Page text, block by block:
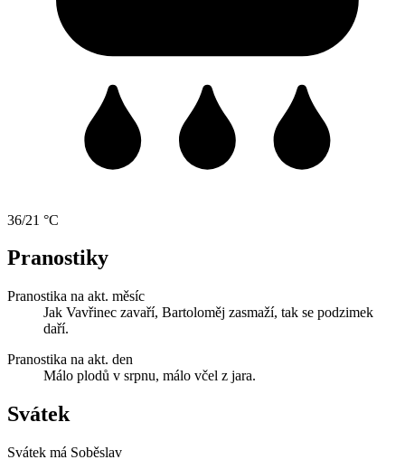
36/21 °C
Pranostiky
Pranostika na akt. měsíc
Jak Vavřinec zavaří, Bartoloměj zasmaží, tak se podzimek
daří.
Pranostika na akt. den
Málo plodů v srpnu, málo včel z jara.
Svátek
Svátek má Soběslav